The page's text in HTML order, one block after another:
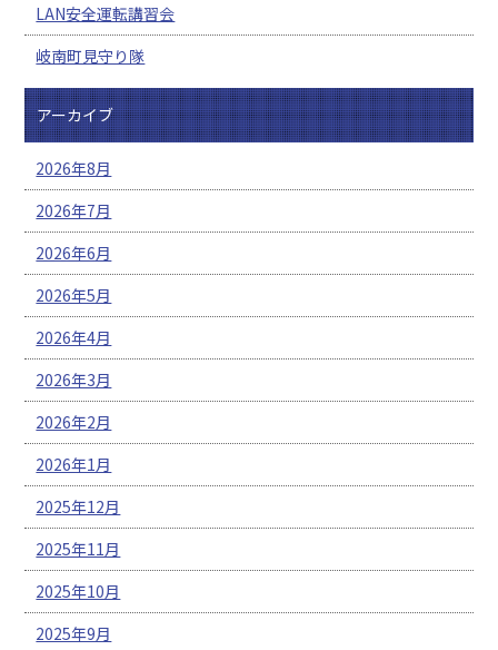
LAN安全運転講習会
岐南町見守り隊
アーカイブ
2026年8月
2026年7月
2026年6月
2026年5月
2026年4月
2026年3月
2026年2月
2026年1月
2025年12月
2025年11月
2025年10月
2025年9月